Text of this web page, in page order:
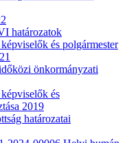
határozatok
és polgármester
önkormányzati
és
2019
határozatai